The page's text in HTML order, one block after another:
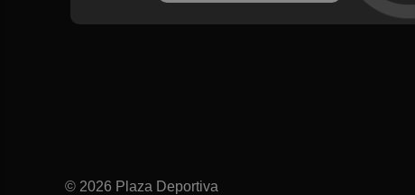
© 2026 Plaza Deportiva